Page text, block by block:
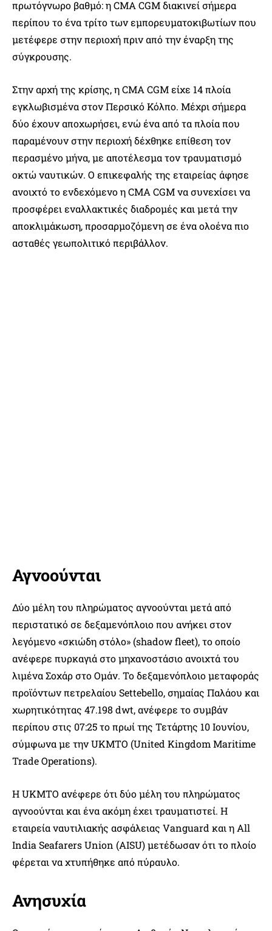
πρωτόγνωρο βαθμό: η CMA CGM διακινεί σήμερα
περίπου το ένα τρίτο των εμπορευματοκιβωτίων που
μετέφερε στην περιοχή πριν από την έναρξη της
σύγκρουσης.
Στην αρχή της κρίσης, η CMA CGM είχε 14 πλοία
εγκλωβισμένα στον Περσικό Κόλπο. Μέχρι σήμερα
δύο έχουν αποχωρήσει, ενώ ένα από τα πλοία που
παραμένουν στην περιοχή δέχθηκε επίθεση τον
περασμένο μήνα, με αποτέλεσμα τον τραυματισμό
οκτώ ναυτικών. Ο επικεφαλής της εταιρείας άφησε
ανοιχτό το ενδεχόμενο η CMA CGM να συνεχίσει να
προσφέρει εναλλακτικές διαδρομές και μετά την
αποκλιμάκωση, προσαρμοζόμενη σε ένα ολοένα πιο
ασταθές γεωπολιτικό περιβάλλον.
Αγνοούνται
Δύο μέλη του πληρώματος αγνοούνται μετά από
περιστατικό σε δεξαμενόπλοιο που ανήκει στον
λεγόμενο «σκιώδη στόλο» (shadow fleet), το οποίο
ανέφερε πυρκαγιά στο μηχανοστάσιο ανοιχτά του
λιμένα Σοχάρ στο Ομάν. Το δεξαμενόπλοιο μεταφοράς
προϊόντων πετρελαίου Settebello, σημαίας Παλάου και
χωρητικότητας 47.198 dwt, ανέφερε το συμβάν
περίπου στις 07:25 το πρωί της Τετάρτης 10 Ιουνίου,
σύμφωνα με την UKMTO (United Kingdom Maritime
Trade Operations).
Η UKMTO ανέφερε ότι δύο μέλη του πληρώματος
αγνοούνται και ένα ακόμη έχει τραυματιστεί. Η
εταιρεία ναυτιλιακής ασφάλειας Vanguard και η All
India Seafarers Union (AISU) μετέδωσαν ότι το πλοίο
φέρεται να χτυπήθηκε από πύραυλο.
Ανησυχία